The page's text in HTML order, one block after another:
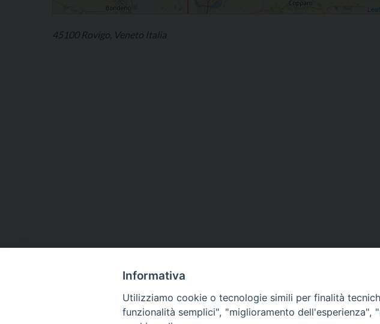
45100 Rovigo, Veneto Italia
Informativa
Utilizziamo cookie o tecnologie simili per finalità
funzionalità semplici", "miglioramento